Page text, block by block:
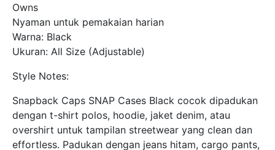
Owns
Nyaman untuk pemakaian harian
Warna: Black
Ukuran: All Size (Adjustable)
Style Notes:
Snapback Caps SNAP Cases Black cocok dipadukan
dengan t-shirt polos, hoodie, jaket denim, atau
overshirt untuk tampilan streetwear yang clean dan
effortless. Padukan dengan jeans hitam, cargo pants,